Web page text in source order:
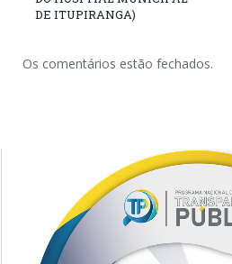
DE ITUPIRANGA)
Os comentários estão fechados.